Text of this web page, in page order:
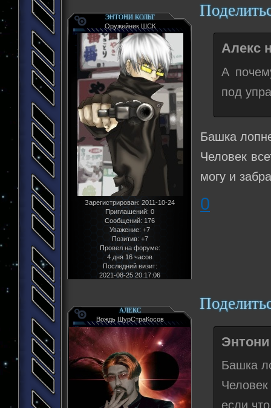
ЭНТОНИ КОЛЬТ
Оружейник ШСК
Зарегистрирован: 2011-10-24
Приглашений: 0
Сообщений: 176
Уважение: +7
Позитив: +7
Провел на форуме:
4 дня 16 часов
Последний визит:
2021-08-25 20:17:06
Алекс
А
под
Башка
Человек
могу и
0
АЛЕКС
Вождь ШурСтраКосов
Башка
если